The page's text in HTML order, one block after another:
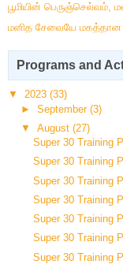
பூமியின் பெருஞ்செல்வம்,
மனித சேவையே மகத்தான
Programs and
▼ 2023 (33)
► September (3)
▼ August (27)
Super 30 Training
Super 30 Training
Super 30 Training
Super 30 Training
Super 30 Training
Super 30 Training
Super 30 Training